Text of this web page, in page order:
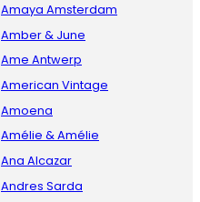
Amaya Amsterdam
Amber & June
Ame Antwerp
American Vintage
Amoena
Amélie & Amélie
Ana Alcazar
Andres Sarda